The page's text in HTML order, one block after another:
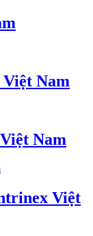
Nam
Nam
Việt